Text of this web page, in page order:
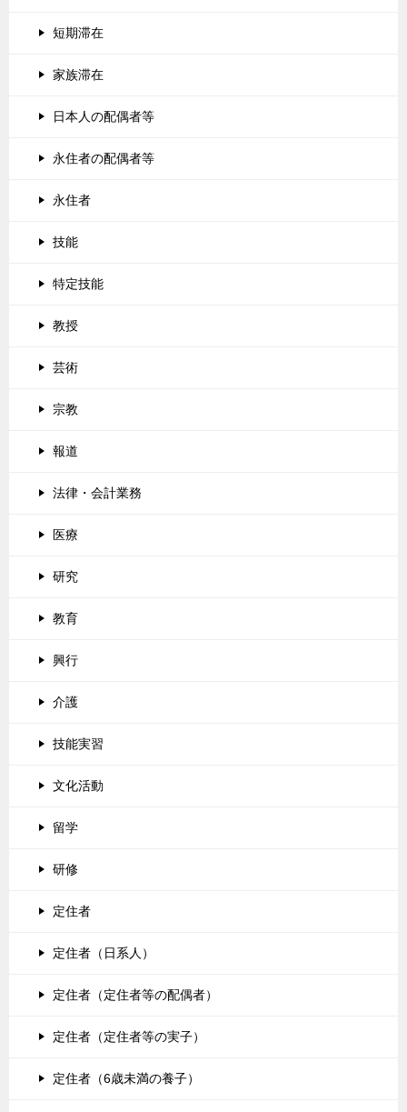
短期滞在
家族滞在
日本人の配偶者等
永住者の配偶者等
永住者
技能
特定技能
教授
芸術
宗教
報道
法律・会計業務
医療
研究
教育
興行
介護
技能実習
文化活動
留学
研修
定住者
定住者（日系人）
定住者（定住者等の配偶者）
定住者（定住者等の実子）
定住者（6歳未満の養子）